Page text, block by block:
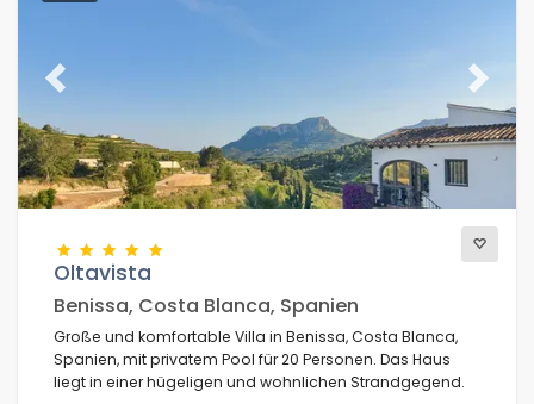
Previous Next
Oltavista
Benissa, Costa Blanca, Spanien
Große und komfortable Villa in Benissa, Costa Blanca,
Spanien, mit privatem Pool für 20 Personen. Das Haus
liegt in einer hügeligen und wohnlichen Strandgegend.